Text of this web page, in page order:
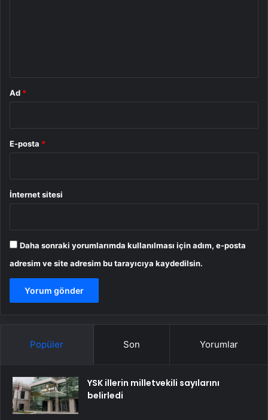
Ad *
E-posta *
İnternet sitesi
Daha sonraki yorumlarımda kullanılması için adım, e-posta
adresim ve site adresim bu tarayıcıya kaydedilsin.
Popüler Son Yorumlar
YSK illerin milletvekili sayılarını
belirledi